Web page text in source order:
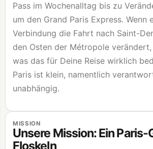
Pass im Wochenalltag bis zu
um den Grand Paris Express. Wenn
Verbindung die Fahrt nach Saint-
den Osten der Métropole
was das für Deine Reise wirklich
Paris ist klein, namentlich
unabhängig.
MISSION
Unsere Mission: Ein Paris-
Floskeln